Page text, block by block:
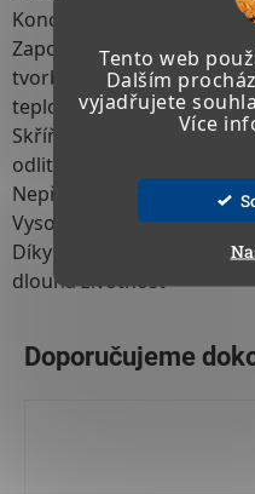
Tento web
Dalším
vyjadřujete
Více
Koncipováno pro dlouhou
Zapouzdření
tvorbě kondenzátu
teplotních výkyvech
Skříň motoru a pouzdro
odlitku odolného proti
Nepřetržitý provoz
Vysoký sací výkon, 5 m
Díky výběru materiálu
dlouhá životnost